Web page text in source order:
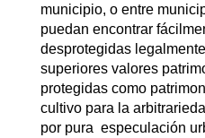
municipio, o entre
puedan encontrar
desprotegidas
superiores valores
protegidas como
cultivo para la
por pura especulación